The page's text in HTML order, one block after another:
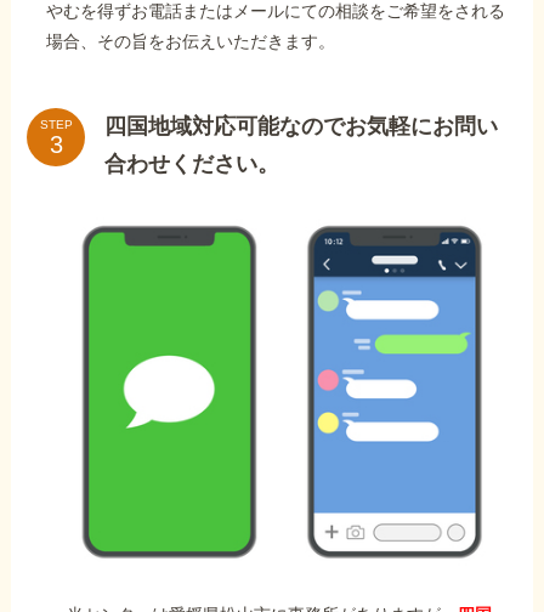
やむを得ずお電話またはメールにての相談をご希望をされる
場合、その旨をお伝えいただきます。
STEP
四国地域対応可能なのでお気軽にお問い
合わせください。